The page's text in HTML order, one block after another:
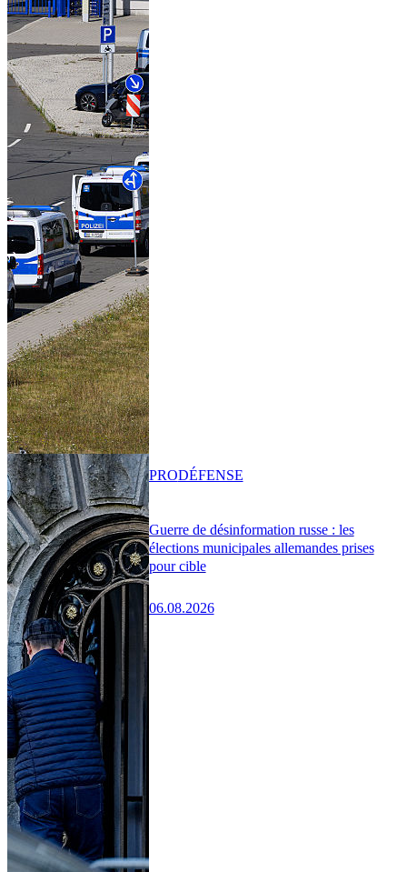
Guerre de désinformation russe : les
élections municipales allemandes prises
pour cible
06.08.2026
PRODÉFENSE